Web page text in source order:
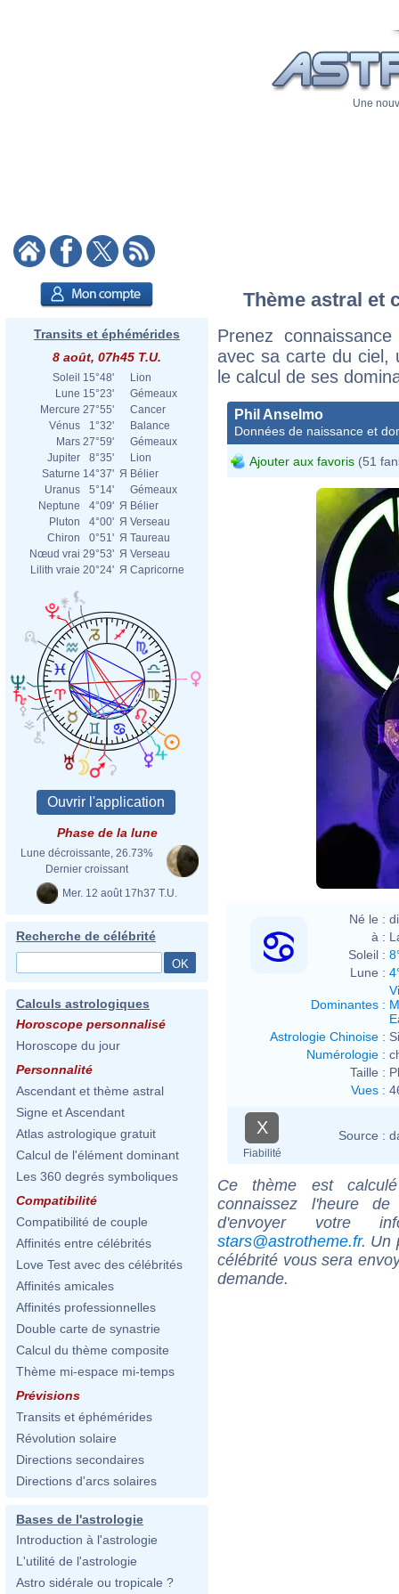
Une
Transits et éphémérides
8 août, 07h45 T.U.
Soleil 15°48'
Lion
Lune 15°23'
Gémeaux
Mercure 27°55'
Cancer
Vénus
1°32'
Balance
Mars 27°59'
Gémeaux
Jupiter
8°35'
Lion
Saturne 14°37' Я Bélier
Uranus
5°14'
Gémeaux
Neptune
4°09' Я Bélier
Pluton
4°00' Я Verseau
Chiron
0°51' Я Taureau
Nœud vrai 29°53' Я Verseau
Lilith vraie 20°24' Я Capricorne
Phase de la lune
Lune décroissante, 26.73%
Dernier croissant
Mer. 12 août 17h37 T.U.
Recherche de célébrité
Calculs astrologiques
Horoscope personnalisé
Horoscope du jour
Personnalité
Ascendant et thème astral
Signe et Ascendant
Atlas astrologique gratuit
Calcul de l'élément dominant
Les 360 degrés symboliques
Compatibilité
Compatibilité de couple
Affinités entre célébrités
Love Test avec des célébrités
Affinités amicales
Affinités professionnelles
Double carte de synastrie
Calcul du thème composite
Thème mi-espace mi-temps
Prévisions
Transits et éphémérides
Révolution solaire
Directions secondaires
Directions d'arcs solaires
Bases de l'astrologie
Introduction à l'astrologie
L'utilité de l'astrologie
Astro sidérale ou tropicale ?
Thème astral et
Prenez
avec sa carte du ciel,
le calcul de ses
Phil Anselmo
Données de naissance et
Ajouter aux favoris (51
Né le :
à :
Soleil :
Lune :
Dominantes :
Astrologie Chinoise :
Numérologie :
Taille :
Vues :
X
Fiabilité
Source :
Ce thème est
connaissez l'heure
d'envoyer votre
stars@astrotheme.fr. Un
célébrité vous sera
demande.